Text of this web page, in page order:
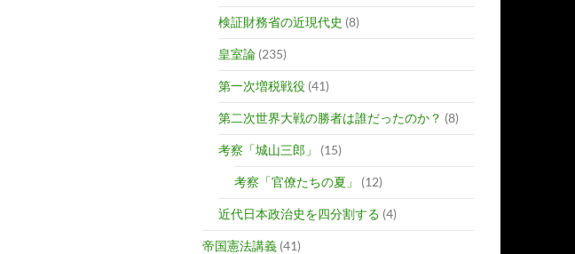
検証財務省の近現代史 (8)
皇室論 (235)
第一次増税戦役 (41)
第二次世界大戦の勝者は誰だったのか？ (8)
考察「城山三郎」 (15)
考察「官僚たちの夏」 (12)
近代日本政治史を四分割する (4)
帝国憲法講義 (41)